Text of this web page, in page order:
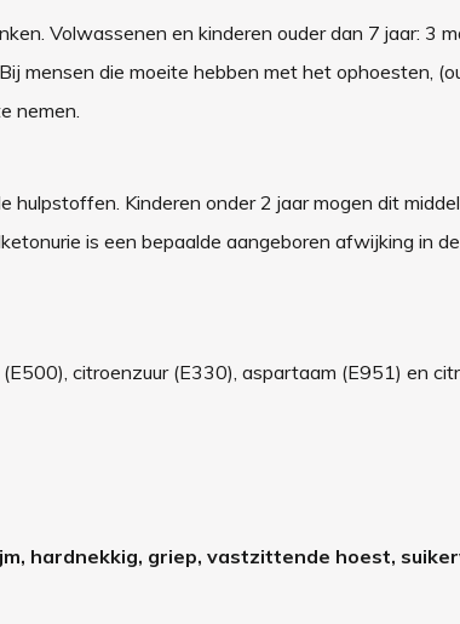
Volwassenen en kinderen ouder dan 7 jaar: 3
mensen die moeite hebben met het ophoesten,
nemen.
Kinderen onder 2 jaar mogen dit
is een bepaalde aangeboren afwijking in de
citroenzuur (E330), aspartaam (E951) en
hardnekkig, griep, vastzittende hoest,